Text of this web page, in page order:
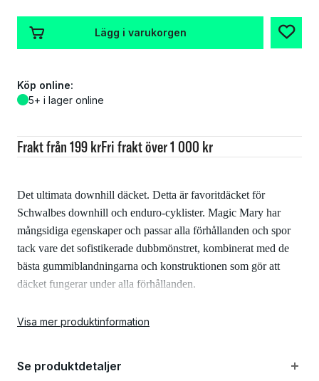
Det ultimata downhill däcket. Detta är favoritdäcket för
Schwalbes downhill och enduro-cyklister. Magic Mary har
mångsidiga egenskaper och passar alla förhållanden och spor
tack vare det sofistikerade dubbmönstret, kombinerat med de
bästa gummiblandningarna och konstruktionen som gör att
däcket fungerar under alla förhållanden.
Egenskaper:
Addix Soft gummiblandning är en mångsidig compound
Visa mer produktinformation
Frakt från 199 krFri frakt över 1 000 kr
Lägg i varukorgen
Köp online:
5+ i lager online
Se produktdetaljer